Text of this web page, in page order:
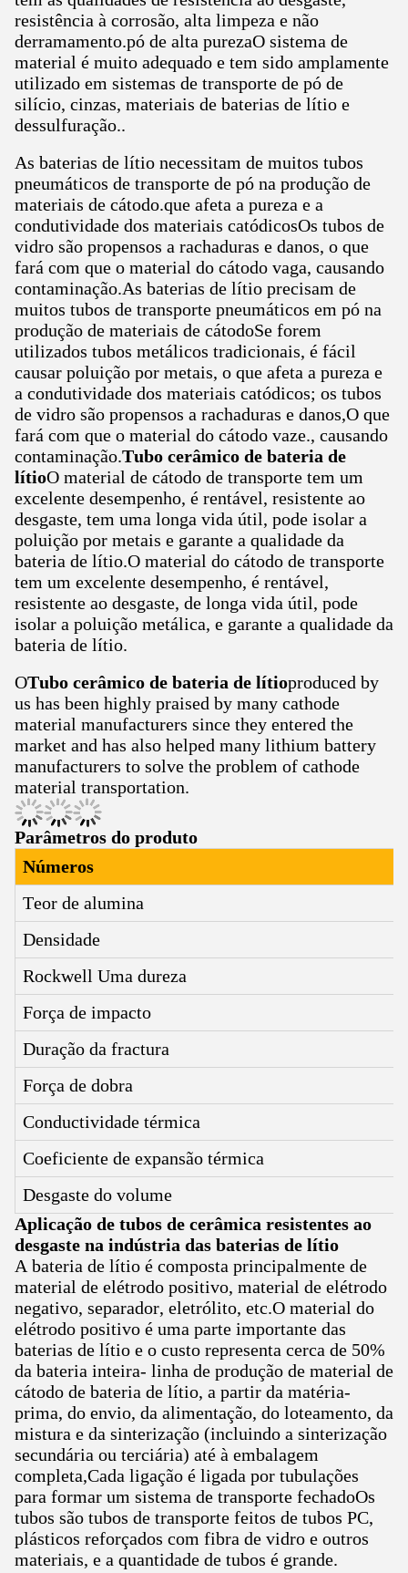
resistência à corrosão, alta limpeza e não
derramamento.pó de alta purezaO sistema de
material é muito adequado e tem sido amplamente
utilizado em sistemas de transporte de pó de
silício, cinzas, materiais de baterias de lítio e
dessulfuração..
As baterias de lítio necessitam de muitos tubos
pneumáticos de transporte de pó na produção de
materiais de cátodo.que afeta a pureza e a
condutividade dos materiais catódicosOs tubos de
vidro são propensos a rachaduras e danos, o que
fará com que o material do cátodo vaga, causando
contaminação.As baterias de lítio precisam de
muitos tubos de transporte pneumáticos em pó na
produção de materiais de cátodoSe forem
utilizados tubos metálicos tradicionais, é fácil
causar poluição por metais, o que afeta a pureza e
a condutividade dos materiais catódicos; os tubos
de vidro são propensos a rachaduras e danos,O que
fará com que o material do cátodo vaze., causando
contaminação.Tubo cerâmico de bateria de
lítioO material de cátodo de transporte tem um
excelente desempenho, é rentável, resistente ao
desgaste, tem uma longa vida útil, pode isolar a
poluição por metais e garante a qualidade da
bateria de lítio.O material do cátodo de transporte
tem um excelente desempenho, é rentável,
resistente ao desgaste, de longa vida útil, pode
isolar a poluição metálica, e garante a qualidade da
bateria de lítio.
OTubo cerâmico de bateria de lítioproduced by
us has been highly praised by many cathode
material manufacturers since they entered the
market and has also helped many lithium battery
manufacturers to solve the problem of cathode
material transportation.
Parâmetros do produto
Números
Teor de alumina
Densidade
Rockwell Uma dureza
Força de impacto
Duração da fractura
Força de dobra
Conductividade térmica
Coeficiente de expansão térmica
Desgaste do volume
Aplicação de tubos de cerâmica resistentes ao
desgaste na indústria das baterias de lítio
A bateria de lítio é composta principalmente de
material de elétrodo positivo, material de elétrodo
negativo, separador, eletrólito, etc.O material do
elétrodo positivo é uma parte importante das
baterias de lítio e o custo representa cerca de 50%
da bateria inteira- linha de produção de material de
cátodo de bateria de lítio, a partir da matéria-
prima, do envio, da alimentação, do loteamento, da
mistura e da sinterização (incluindo a sinterização
secundária ou terciária) até à embalagem
completa,Cada ligação é ligada por tubulações
para formar um sistema de transporte fechadoOs
tubos são tubos de transporte feitos de tubos PC,
plásticos reforçados com fibra de vidro e outros
materiais, e a quantidade de tubos é grande.